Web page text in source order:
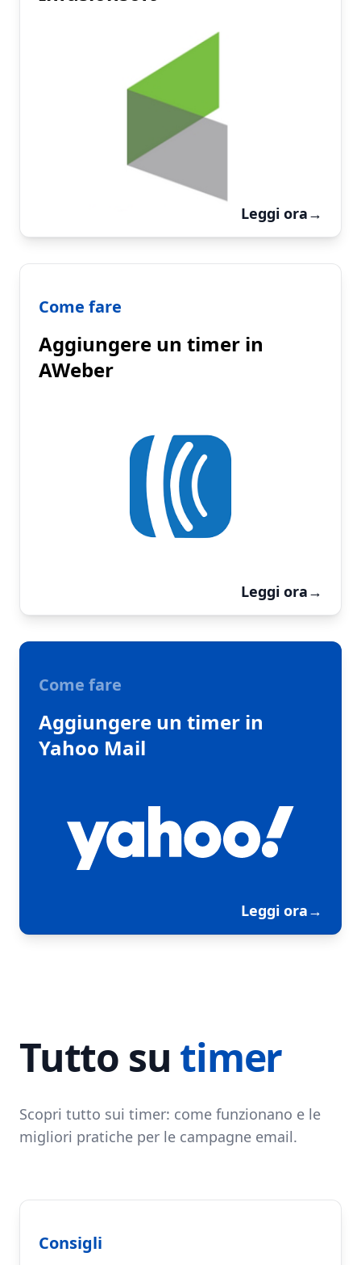
Leggi ora→
Come fare
Aggiungere un timer in
AWeber
Leggi ora→
Come fare
Aggiungere un timer in
Yahoo Mail
Leggi ora→
Tutto su timer
Scopri tutto sui timer: come funzionano e le
migliori pratiche per le campagne email.
Consigli